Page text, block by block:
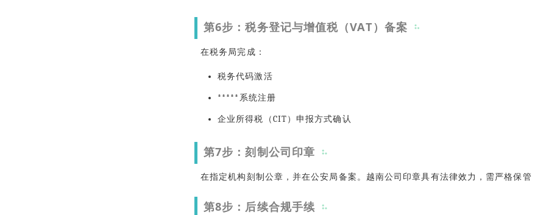
第6步：税务登记与增值税（VAT）备案
在税务局完成：
税务代码激活
*****系统注册
企业所得税（CIT）申报方式确认
第7步：刻制公司印章
在指定机构刻制公章，并在公安局备案。越南公司印章具有法律效力，需严格保管
第8步：后续合规手续